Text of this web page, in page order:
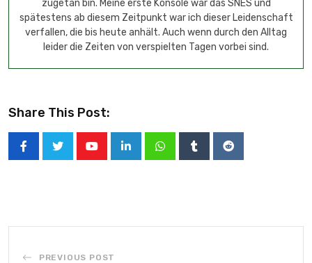
zugetan bin. Meine erste Konsole war das SNES und
spätestens ab diesem Zeitpunkt war ich dieser Leidenschaft
verfallen, die bis heute anhält. Auch wenn durch den Alltag
leider die Zeiten von verspielten Tagen vorbei sind.
Share This Post:
PREVIOUS POST